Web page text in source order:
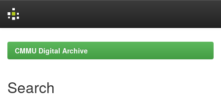
navigationCMMU Digital Archive
Search